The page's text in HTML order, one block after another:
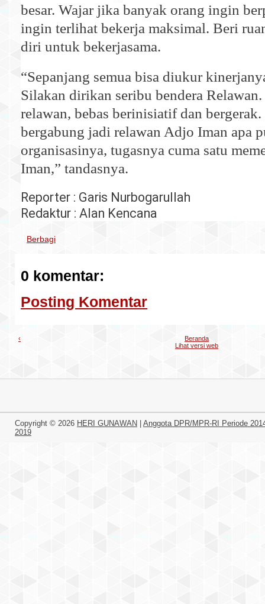
besar. Wajar jika banyak orang ingin
ingin terlihat bekerja maksimal. Beri
diri untuk bekerjasama.
“Sepanjang semua bisa diukur
Silakan dirikan seribu bendera
relawan, bebas berinisiatif dan
bergabung jadi relawan Adjo Iman apa
organisasinya, tugasnya cuma satu
Iman,” tandasnya.
Reporter : Garis Nurbogarullah
Redaktur : Alan Kencana
Berbagi
0 komentar:
Posting Komentar
‹
Beranda
Lihat versi web
Copyright © 2026 HERI GUNAWAN | Anggota DPR/MPR-RI Periode
2019